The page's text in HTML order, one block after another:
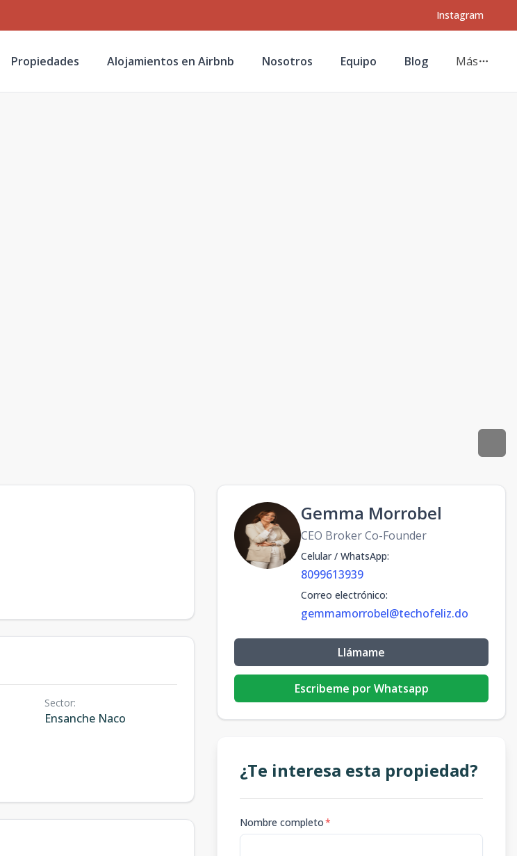
Instagram
Propiedades Alojamientos en Airbnb Nosotros Equipo Blog Más
Sector:
Ensanche Naco
Gemma Morrobel
CEO Broker Co-Founder
Celular / WhatsApp:
8099613939
Correo electrónico:
gemmamorrobel@techofeliz.do
Llámame
Escribeme por Whatsapp
¿Te interesa esta propiedad?
Nombre completo*